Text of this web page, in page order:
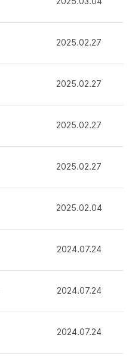
2025.02.27
2025.02.27
2025.02.27
2025.02.27
2025.02.04
2024.07.24
2024.07.24
2024.07.24